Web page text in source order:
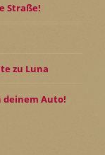
Straße!
zu Luna
deinem Auto!